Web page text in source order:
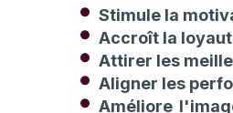
Stimule la
Accroît la
Attirer les
Aligner les
Améliore